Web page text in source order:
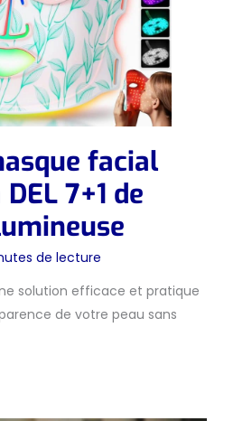
facial
7+1 de
de lecture
solution efficace et pratique
de votre peau sans